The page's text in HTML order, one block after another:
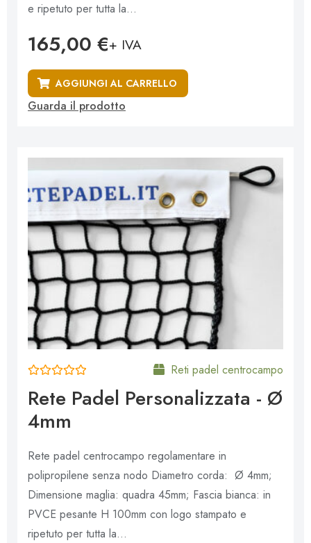
e ripetuto per tutta la...
165,00 €+ IVA
AGGIUNGI AL CARRELLO
Guarda il prodotto
a
l
u
t
o
s
u
5
Reti padel centrocampo
Rete Padel Personalizzata - Ø
4mm
Rete padel centrocampo regolamentare in
polipropilene senza nodo Diametro corda: Ø 4mm;
Dimensione maglia: quadra 45mm; Fascia bianca: in
PVCE pesante H 100mm con logo stampato e
ripetuto per tutta la...